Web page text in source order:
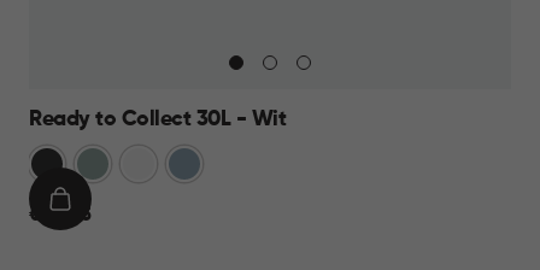
Ready to Collect 30L - Wit
Donkergrijs
Groen Blauw
€
€ 24,95
IN